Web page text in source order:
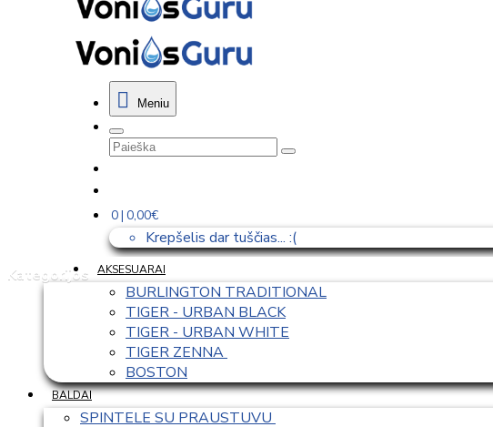
Meniu
0 | 0,00€
Krepšelis dar tuščias... :(
Kategorijos
AKSESUARAI
BURLINGTON TRADITIONAL
TIGER - URBAN BLACK
TIGER - URBAN WHITE
TIGER ZENNA
BOSTON
BALDAI
SPINTELE SU PRAUSTUVU